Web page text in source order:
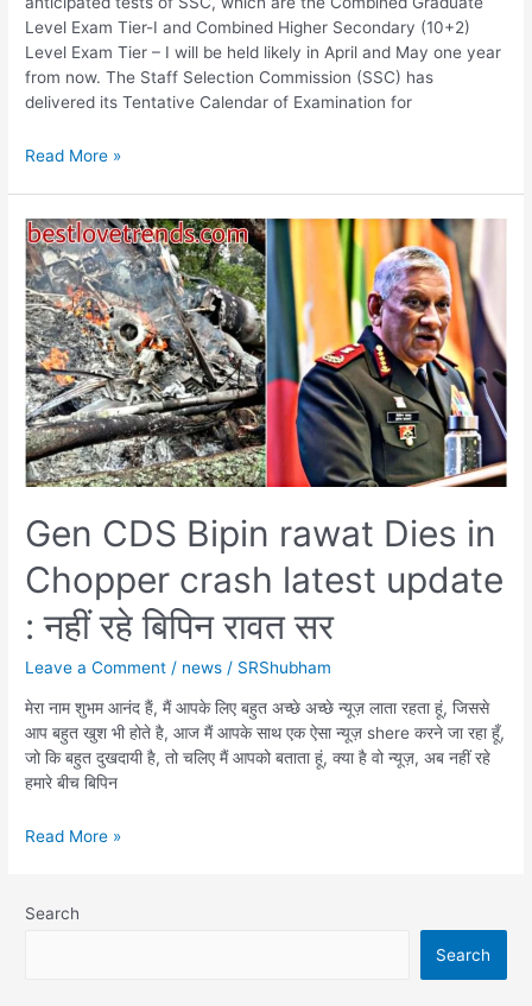
Level Exam Tier-I and Combined Higher Secondary (10+2)
Level Exam Tier – I will be held likely in April and May one year
from now. The Staff Selection Commission (SSC) has
delivered its Tentative Calendar of Examination for
SSC
calendar
released
at
official
website
ssc.nic.in
2021-
22
Read More »
Gen CDS Bipin rawat Dies in
Chopper crash latest update
: नहीं रहे बिपिन रावत सर
Leave a Comment / news / SRShubham
मेरा नाम शुभम आनंद हैं, मैं आपके लिए बहुत अच्छे अच्छे न्यूज़ लाता रहता हूं, जिससे
आप बहुत खुश भी होते है, आज मैं आपके साथ एक ऐसा न्यूज़ shere करने जा रहा हूँ,
जो कि बहुत दुखदायी है, तो चलिए मैं आपको बताता हूं, क्या है वो न्यूज़, अब नहीं रहे
हमारे बीच बिपिन
Gen
rawat
Read More »
Search
Search